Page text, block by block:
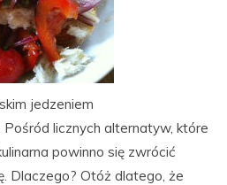
jedzeniem
licznych alternatyw, które
powinno się zwrócić
Dlaczego? Otóż dlatego, że